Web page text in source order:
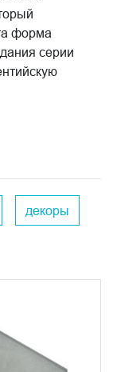
форма
серии
на
неровной
она сделана
с
теплым
от KERAMA
декоры